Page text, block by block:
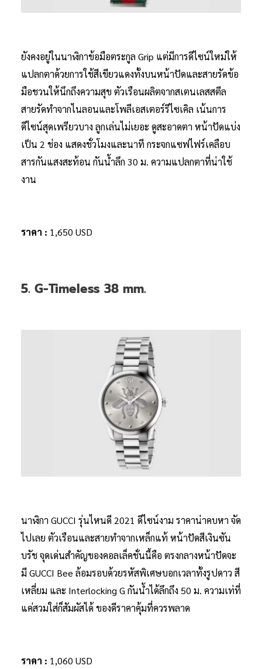
ยังคงอยู่ในนาฬิกาข้อมือตระกูล Grip แต่มีการดีไซน์ใหม่ให้
แปลกตาด้วยการใช้สีเขียวแดงทั้งบนหน้าปัดและสายรัดข้อ
มือชวนให้นึกถึงความสุข ตัวเรือนผลิตจากสเตนเลสสตีล
สายรัดทำจากไนลอนและโพลีเอสเตอร์รีไซเคิล เน้นการ
ดีไซน์สุดเพรียวบาง ลูกเล่นไม่เยอะ ดูสะอาดตา หน้าปัดแบ่ง
เป็น 2 ช่อง แสดงชั่วโมงและนาที กระจกแซฟไฟร์เคลือบ
สารกันแสงสะท้อน กันน้ำลึก 30 ม. ความแปลกตาที่น่าใช้
งาน
ราคา : 1,650 USD
5. G-Timeless 38 mm.
นาฬิกา GUCCI รุ่นไหนดี 2021 ดีไซน์งาม ราคาน่าคบหา จัด
ไปเลย ตัวเรือนและสายทำจากเหล็กแท้ หน้าปัดสีเงินซัน
บรัช จุดเด่นสำคัญของคอลเล็คชั่นนี้คือ ตรงกลางหน้าปัดจะ
มี GUCCI Bee ล้อมรอบด้วยรหัสพิเศษบอกเวลาทั้งรูปดาว สี
เหลี่ยม และ Interlocking G กันน้ำได้ลึกถึง 50 ม. ความเท่ที่
แค่สวมใส่ก็สัมผัสได้ ของดีราคาคุ้มที่ควรพลาด
ราคา : 1,060 USD